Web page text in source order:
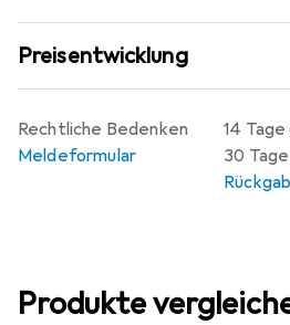
Preisentwicklung
14
30
Rechtliche Bedenken
Meldeformular
Produkte